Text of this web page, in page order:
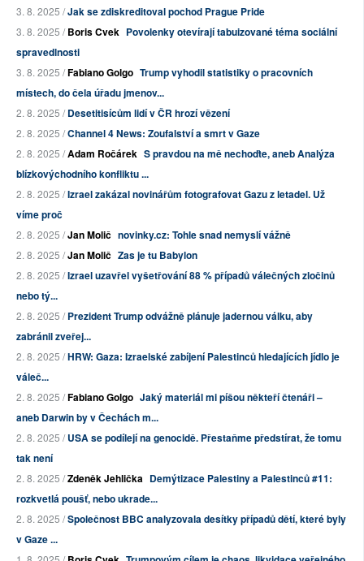
3. 8. 2025 /Jak se zdiskreditoval pochod Prague Pride
3. 8. 2025 /Boris Cvek Povolenky otevírají tabuizované téma sociální
spravedlnosti
3. 8. 2025 /Fabiano Golgo Trump vyhodil statistiky o pracovních
místech, do čela úřadu jmenov...
2. 8. 2025 /Desetitisícům lidí v ČR hrozí vězení
2. 8. 2025 /Channel 4 News: Zoufalství a smrt v Gaze
2. 8. 2025 /Adam Ročárek S pravdou na mě nechoďte, aneb Analýza
blízkovýchodního konfliktu ...
2. 8. 2025 /Izrael zakázal novinářům fotografovat Gazu z letadel. Už
víme proč
2. 8. 2025 /Jan Molič novinky.cz: Tohle snad nemyslí vážně
2. 8. 2025 /Jan Molič Zas je tu Babylon
2. 8. 2025 /Izrael uzavřel vyšetřování 88 % případů válečných zločinů
nebo tý...
2. 8. 2025 /Prezident Trump odvážně plánuje jadernou válku, aby
zabránil zveřej...
2. 8. 2025 /HRW: Gaza: Izraelské zabíjení Palestinců hledajících jídlo je
váleč...
2. 8. 2025 /Fabiano Golgo Jaký materiál mi píšou někteří čtenáři –
aneb Darwin by v Čechách m...
2. 8. 2025 /USA se podílejí na genocidě. Přestaňme předstírat, že tomu
tak není
2. 8. 2025 /Zdeněk Jehlička Demýtizace Palestiny a Palestinců #11:
rozkvetlá poušť, nebo ukrade...
2. 8. 2025 /Společnost BBC analyzovala desítky případů dětí, které byly
v Gaze ...